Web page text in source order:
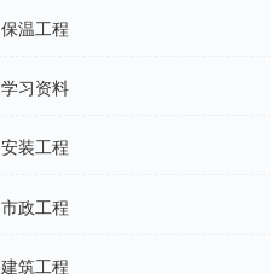
保温工程
学习资料
安装工程
市政工程
建筑工程